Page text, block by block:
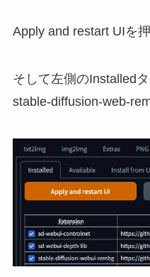
Apply and restart UIを
そして左側のInstalled
stable-diffusion-web-